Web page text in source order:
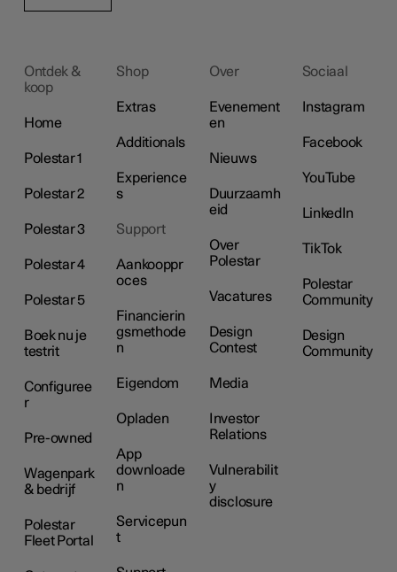
Ontdek &
koop
Home
Polestar 1
Polestar 2
Polestar 3
Polestar 4
Polestar 5
Boek nu je
testrit
Configuree
r
Pre-owned
Wagenpark
& bedrijf
Polestar
Fleet Portal
Shop
Extras
Additionals
Experience
s
Support
Aankooppr
oces
Financierin
gsmethode
n
Eigendom
Opladen
App
downloade
n
Servicepun
t
Over
Evenement
en
Nieuws
Duurzaamh
eid
Over
Polestar
Vacatures
Design
Contest
Media
Investor
Relations
Vulnerabilit
y
disclosure
Sociaal
Instagram
Facebook
YouTube
LinkedIn
TikTok
Polestar
Community
Design
Community